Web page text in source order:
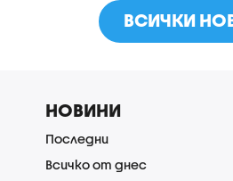
ВСИЧКИ
НОВИНИ
Последни
Всичко от днес